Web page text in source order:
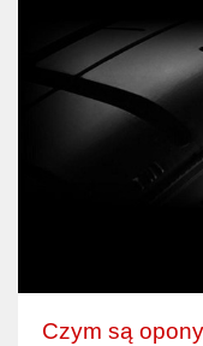
Czym są